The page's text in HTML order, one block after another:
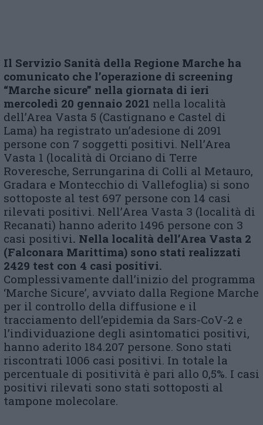
Il Servizio Sanità della Regione Marche ha
comunicato che l’operazione di screening
“Marche sicure” nella giornata di ieri
mercoledì 20 gennaio 2021 nella località
dell’Area Vasta 5 (Castignano e Castel di
Lama) ha registrato un’adesione di 2091
persone con 7 soggetti positivi. Nell’Area
Vasta 1 (località di Orciano di Terre
Roveresche, Serrungarina di Colli al Metauro,
Gradara e Montecchio di Vallefoglia) si sono
sottoposte al test 697 persone con 14 casi
rilevati positivi. Nell’Area Vasta 3 (località di
Recanati) hanno aderito 1496 persone con 3
casi positivi. Nella località dell’Area Vasta 2
(Falconara Marittima) sono stati realizzati
2429 test con 4 casi positivi.
Complessivamente dall’inizio del programma
‘Marche Sicure’, avviato dalla Regione Marche
per il controllo della diffusione e il
tracciamento dell’epidemia da Sars-CoV-2 e
l’individuazione degli asintomatici positivi,
hanno aderito 184.207 persone. Sono stati
riscontrati 1006 casi positivi. In totale la
percentuale di positività è pari allo 0,5%. I casi
positivi rilevati sono stati sottoposti al
tampone molecolare.